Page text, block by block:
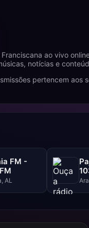
ao vivo
notícias e
pertencem aos
FM -
AL